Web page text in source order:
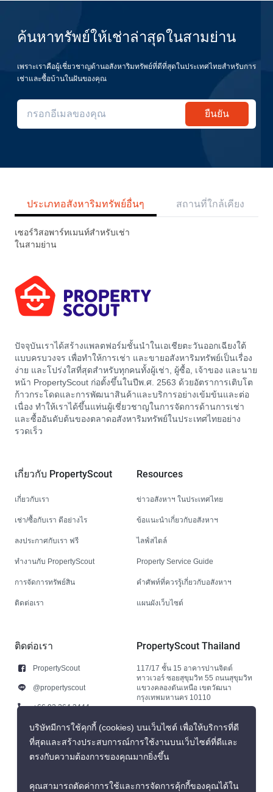
ค้นหาทรัพย์ให้เช่าล่าสุดในสามย่าน
เพราะเราคือผู้เชี่ยวชาญด้านอสังหาริมทรัพย์ที่ดีที่สุดในประเทศไทยสำหรับการ
เช่าและซื้อบ้านในฝันของคุณ
ยืนยัน
ประเภทอสังหาริมทรัพย์อื่นๆ สถานที่ใกล้เคียง
เซอร์วิสอพาร์ทเมนท์สำหรับเช่า
ในสามย่าน
ปัจจุบันเราได้สร้างแพลตฟอร์มชั้นนำในเอเชียตะวันออกเฉียงใต้
แบบครบวงจร เพื่อทำให้การเช่า และขายอสังหาริมทรัพย์เป็นเรื่อง
ง่าย และโปร่งใสที่สุดสำหรับทุกคนทั้งผู้เช่า, ผู้ซื้อ, เจ้าของ และนาย
หน้า PropertyScout ก่อตั้งขึ้นในปีพ.ศ. 2563 ด้วยอัตราการเติบโต
ก้าวกระโดดและการพัฒนาสินค้าและบริการอย่างเข้มข้นและต่อ
เนื่อง ทำให้เราได้ขึ้นแท่นผู้เชี่ยวชาญในการจัดการด้านการเช่า
และซื้ออันดับต้นของตลาดอสังหาริมทรัพย์ในประเทศไทยอย่าง
รวดเร็ว
เกี่ยวกับ PropertyScout
เกี่ยวกับเรา
เช่า/ซื้อกับเรา ดีอย่างไร
ลงประกาศกับเรา ฟรี
ทำงานกับ PropertyScout
การจัดการทรัพย์สิน
ติดต่อเรา
Resources
ข่าวอสังหาฯ ในประเทศไทย
ข้อแนะนำเกี่ยวกับอสังหาฯ
ไลฟ์สไตล์
Property Service Guide
คำศัพท์ที่ควรรู้เกี่ยวกับอสังหาฯ
แผนผังเว็บไซต์
ติดต่อเรา
PropertyScout
@propertyscout
+66 92 264 3444
+66 92 264 3444
contact@propertyscout.co.th
PropertyScout Thailand
117/17 ชั้น 15 อาคารปานจิตต์
ทาวเวอร์ ซอยสุขุมวิท 55 ถนนสุขุมวิท
แขวงคลองตันเหนือ เขตวัฒนา
กรุงเทพมหานคร 10110
บริษัทมีการใช้คุกกี้ (cookies) บนเว็บไซต์ เพื่อให้บริการที่ดี
ที่สุดและสร้างประสบการณ์การใช้งานบนเว็บไซต์ที่ดีและ
ตรงกับความต้องการของคุณมากยิ่งขึ้น
คุณสามารถตัดค่าการใช้และการจัดการคุ้กกี้ของคุณได้ใน